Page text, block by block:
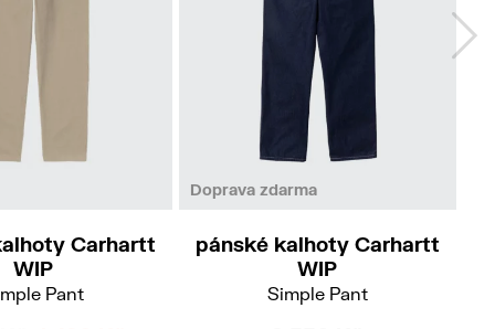
Carhartt
WIP
Pant
Doprava zdarma
33/3234/32
pánské kalhoty Carhartt
WIP
Simple Pant